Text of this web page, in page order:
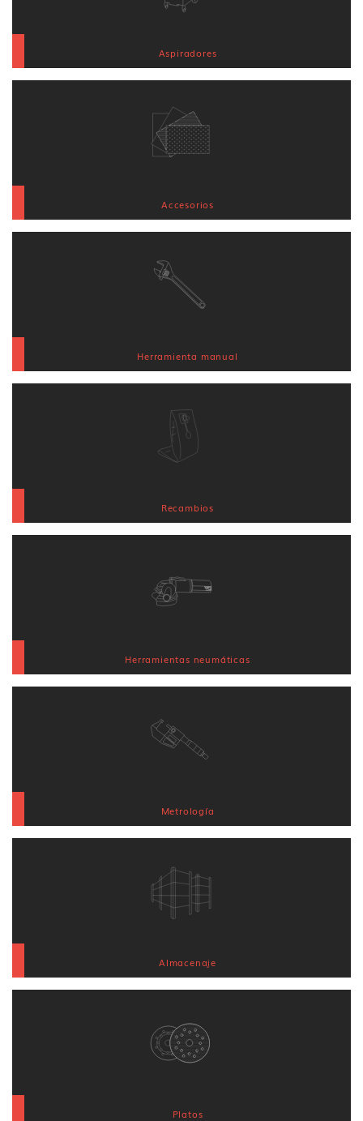
Aspiradores
Accesorios
Herramienta manual
Recambios
Herramientas neumáticas
Metrología
Almacenaje
Platos